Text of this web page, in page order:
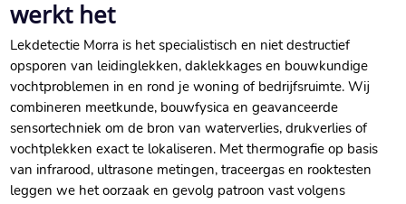
werkt het
Lekdetectie Morra is het specialistisch en niet destructief
opsporen van leidinglekken, daklekkages en bouwkundige
vochtproblemen in en rond je woning of bedrijfsruimte. Wij
combineren meetkunde, bouwfysica en geavanceerde
sensortechniek om de bron van waterverlies, drukverlies of
vochtplekken exact te lokaliseren. Met thermografie op basis
van infrarood, ultrasone metingen, traceergas en rooktesten
leggen we het oorzaak en gevolg patroon vast volgens